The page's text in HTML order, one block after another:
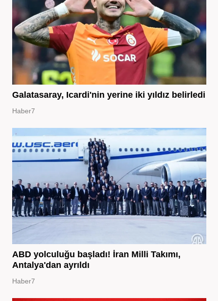
Galatasaray, Icardi'nin yerine iki yıldız belirledi
Haber7
ABD yolculuğu başladı! İran Milli Takımı,
Antalya'dan ayrıldı
Haber7